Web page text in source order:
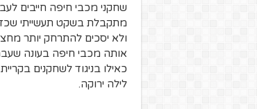
שחקני מכבי חיפה חייבים
מתקבלת בשקט תעשייתי
ולא יסכים להתרחק יותר
אותה מכבי חיפה בעונה
כאילו בניגוד לשחקנים
לילה ירוקה.